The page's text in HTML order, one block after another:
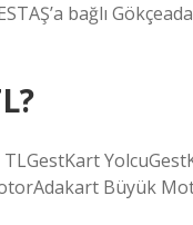
bağlı
TLGestKart
Büyük